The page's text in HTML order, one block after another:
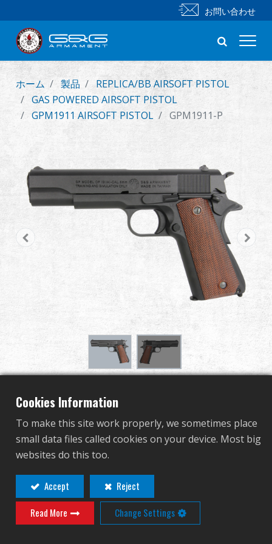
新製品
小銃
部品 & 付属品
射撃訓練シリーズ
グローバル販売
私たちについて
サインイン
繁體中文
Français 日本語
お問い合わせ
ホーム 製品
REPLICA/BB AIRSOFT PISTOL
GAS POWERED AIRSOFT PISTOL
GPM1911 AIRSOFT PISTOL
GPM1911-P
GPM1911-P
GAS-GPM-91P-BBB-ECM
GAS-GPM-91P-BBB-ECM
GPM1911シリーズは2つの異なるモデルで提供されて
おり、-Pモデルは軽量ポリマースライドを特徴とし、
GP2はマズルからの最新のホップアップ調整デザイン
を備えています。
Cookies Information
To make this site work properly, we sometimes place
small data files called cookies on your device. Most big
websites do this too.
Accept
Reject
Read More
Change Settings